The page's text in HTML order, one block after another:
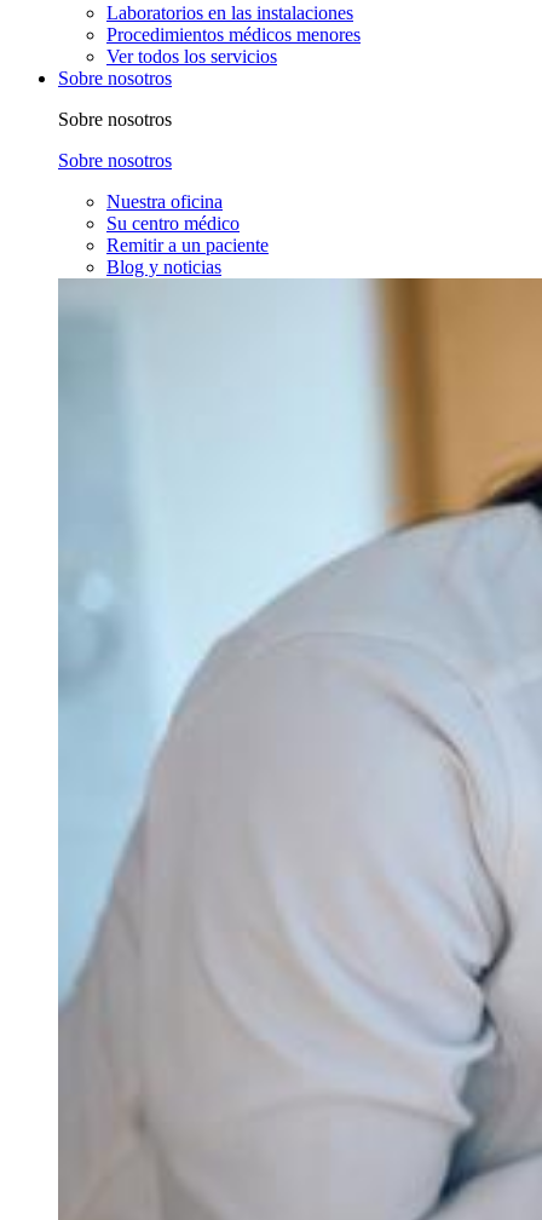
Laboratorios en las instalaciones
Procedimientos médicos menores
Ver todos los servicios
Sobre nosotros
Sobre nosotros
Sobre nosotros
Nuestra oficina
Su centro médico
Remitir a un paciente
Blog y noticias